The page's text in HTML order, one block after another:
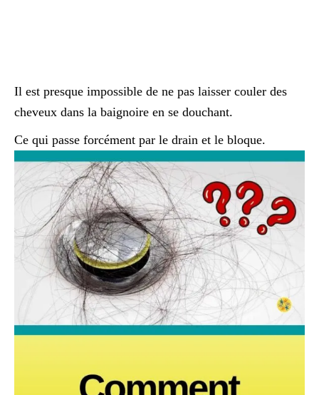
Il est presque impossible de ne pas laisser couler des
cheveux dans la baignoire en se douchant.
Ce qui passe forcément par le drain et le bloque.